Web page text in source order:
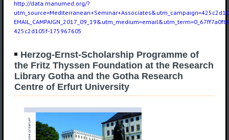
http://data.manumed.org/?
425c2d105f-175967605
Herzog-Ernst-Scholarship Programme of
the Fritz Thyssen Foundation at the Research
Library Gotha and the Gotha Research
Centre of Erfurt University